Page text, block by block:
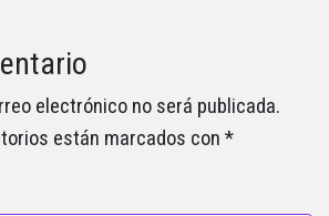
electrónico no será publicada.
están marcados con *